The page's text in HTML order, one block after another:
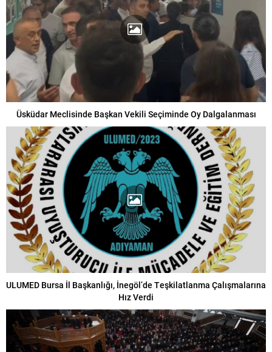
Üsküdar Meclisinde Başkan Vekili Seçiminde Oy Dalgalanması
ULUMED Bursa İl Başkanlığı, İnegöl’de Teşkilatlanma Çalışmalarına
Hız Verdi